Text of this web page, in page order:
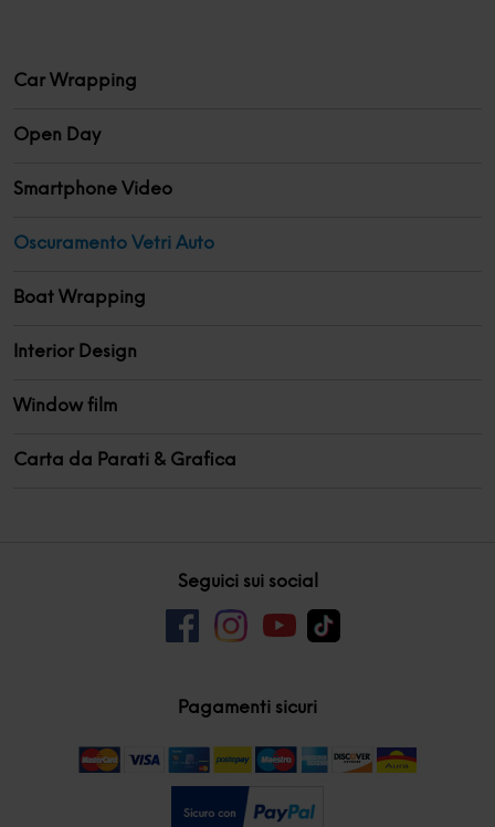
Car Wrapping
Open Day
Smartphone Video
Oscuramento Vetri Auto
Boat Wrapping
Interior Design
Window film
Carta da Parati & Grafica
Seguici sui social
Pagamenti sicuri